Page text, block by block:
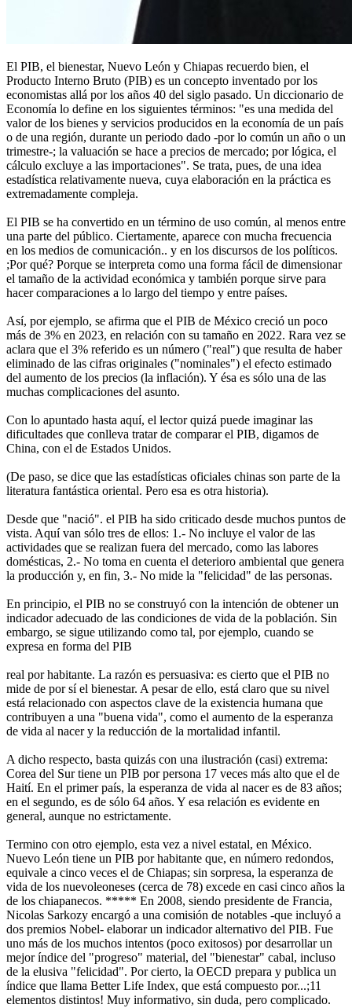
El PIB, el bienestar, Nuevo León y Chiapas recuerdo bien, el
Producto Interno Bruto (PIB) es un concepto inventado por los
economistas allá por los años 40 del siglo pasado. Un diccionario de
Economía lo define en los siguientes términos: "es una medida del
valor de los bienes y servicios producidos en la economía de un país
o de una región, durante un periodo dado -por lo común un año o un
trimestre-; la valuación se hace a precios de mercado; por lógica, el
cálculo excluye a las importaciones". Se trata, pues, de una idea
estadística relativamente nueva, cuya elaboración en la práctica es
extremadamente compleja.
El PIB se ha convertido en un término de uso común, al menos entre
una parte del público. Ciertamente, aparece con mucha frecuencia
en los medios de comunicación.. y en los discursos de los políticos.
;Por qué? Porque se interpreta como una forma fácil de dimensionar
el tamaño de la actividad económica y también porque sirve para
hacer comparaciones a lo largo del tiempo y entre países.
Así, por ejemplo, se afirma que el PIB de México creció un poco
más de 3% en 2023, en relación con su tamaño en 2022. Rara vez se
aclara que el 3% referido es un número ("real") que resulta de haber
eliminado de las cifras originales ("nominales") el efecto estimado
del aumento de los precios (la inflación). Y ésa es sólo una de las
muchas complicaciones del asunto.
Con lo apuntado hasta aquí, el lector quizá puede imaginar las
dificultades que conlleva tratar de comparar el PIB, digamos de
China, con el de Estados Unidos.
(De paso, se dice que las estadísticas oficiales chinas son parte de la
literatura fantástica oriental. Pero esa es otra historia).
Desde que "nació". el PIB ha sido criticado desde muchos puntos de
vista. Aquí van sólo tres de ellos: 1.- No incluye el valor de las
actividades que se realizan fuera del mercado, como las labores
domésticas, 2.- No toma en cuenta el deterioro ambiental que genera
la producción y, en fin, 3.- No mide la "felicidad" de las personas.
En principio, el PIB no se construyó con la intención de obtener un
indicador adecuado de las condiciones de vida de la población. Sin
embargo, se sigue utilizando como tal, por ejemplo, cuando se
expresa en forma del PIB
real por habitante. La razón es persuasiva: es cierto que el PIB no
mide de por sí el bienestar. A pesar de ello, está claro que su nivel
está relacionado con aspectos clave de la existencia humana que
contribuyen a una "buena vida", como el aumento de la esperanza
de vida al nacer y la reducción de la mortalidad infantil.
A dicho respecto, basta quizás con una ilustración (casi) extrema:
Corea del Sur tiene un PIB por persona 17 veces más alto que el de
Haití. En el primer país, la esperanza de vida al nacer es de 83 años;
en el segundo, es de sólo 64 años. Y esa relación es evidente en
general, aunque no estrictamente.
Termino con otro ejemplo, esta vez a nivel estatal, en México.
Nuevo León tiene un PIB por habitante que, en número redondos,
equivale a cinco veces el de Chiapas; sin sorpresa, la esperanza de
vida de los nuevoleoneses (cerca de 78) excede en casi cinco años la
de los chiapanecos. ***** En 2008, siendo presidente de Francia,
Nicolas Sarkozy encargó a una comisión de notables -que incluyó a
dos premios Nobel- elaborar un indicador alternativo del PIB. Fue
uno más de los muchos intentos (poco exitosos) por desarrollar un
mejor índice del "progreso" material, del "bienestar" cabal, incluso
de la elusiva "felicidad". Por cierto, la OECD prepara y publica un
índice que llama Better Life Index, que está compuesto por...;11
elementos distintos! Muy informativo, sin duda, pero complicado.